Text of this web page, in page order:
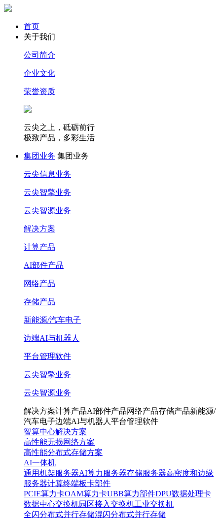
首页
关于我们
公司简介
企业文化
荣誉资质
云尖之上，砥砺前行
极致产品，多彩生活
集团业务 集团业务
云尖信息业务
云尖智擎业务
云尖智源业务
解决方案
计算产品
AI部件产品
网络产品
存储产品
新能源/汽车电子
边端AI与机器人
平台管理软件
云尖智擎业务
云尖智源业务
解决方案计算产品AI部件产品网络产品存储产品新能源/
汽车电子边端AI与机器人 平台管理软件
智算中心解决方案
高性能无损网络方案
高性能分布式存储方案
AI一体机
通用机架服务器AI算力服务器存储服务器高密度和边缘
服务器计算终端板卡部件
PCIE算力卡OAM算力卡UBB算力部件DPU数据处理卡
数据中心交换机园区接入交换机工业交换机
全闪分布式并行存储混闪分布式并行存储